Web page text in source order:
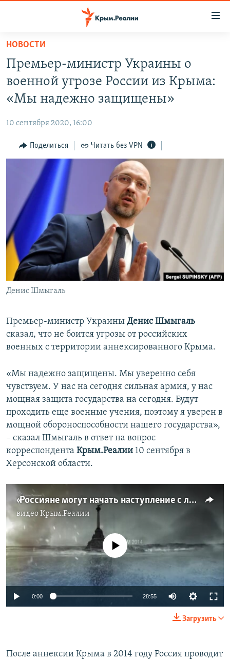
Вернуться
основному
содержанию
Вернутся
главной
навигации
Вернутся
СПЕЦПРОЕКТЫ
ГРУЗ 200
11 ЛЕТ ОККУПАЦИИ КРЫМА. 11 ИСТОРИЙ СОПРОТИВЛЕНИЯ
ВОДА
ЕЩЕ
ИНТЕРАКТИВ
ИНФОГРАФИКА
ТЕЛЕПРОЕКТ КРЫМ.РЕАЛИИ
СОВЕТЫ ПРАВОЗАЩИТНИКОВ
ПРОПАВШИЕ БЕЗ ВЕСТИ
ПОБЕДИТЕЛЕЙ НЕ СУДЯТ?
КРЫМ.НЕПОКОРЕННЫЙ
УКРАИНСКАЯ ПРОБЛЕМА КРЫМА
РАДІО СВОБОДА
КАК ОБОЙТИ БЛОКИРОВКУ
Українською
Qırımtatar
ПРИСОЕДИНЯЙТЕСЬ!
НОВОСТИ
Премьер-министр Украины о
военной угрозе России из Крыма:
«Мы надежно защищены»
10 сентября 2020, 16:00
Поделиться Читать без VPN
Денис Шмыгаль
Премьер-министр Украины Денис Шмыгаль
сказал, что не боится угрозы от российских
военных с территории аннексированного Крыма.
«Мы надежно защищены. Мы уверенно себя
чувствуем. У нас на сегодня сильная армия, у нас
мощная защита государства на сегодня. Будут
проходить еще военные учения, поэтому я уверен в
мощной обороноспособности нашего государства»,
– сказал Шмыгаль в ответ на вопрос
корреспондента Крым.Реалии 10 сентября в
Херсонской области.
«Россияне могут начать наступление с любого участка границы» | Крым.Реалии ТВ (видео)
видеоКрым.Реалии
No media source currently available
0:00 28:55
240p
Загрузить
После аннексии Крыма в 2014 году Россия проводит